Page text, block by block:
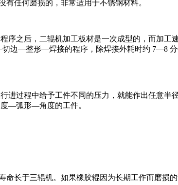
任何磨损的，非常适用于不锈钢材料。
序之后，二辊机加工板材是一次成型的，而加工
边—整形—焊接的程序，除焊接外耗时约 7—8
进过程中给予工件不同的压力，就能作出任意半
—弧形—角度的工件。
长于三辊机。如果橡胶辊因为长期工作而磨损